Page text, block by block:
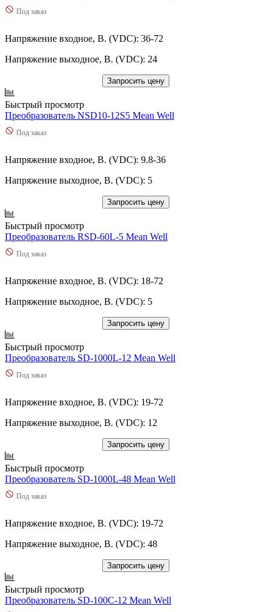
Под заказ
Напряжение входное, В. (VDC): 36-72
Напряжение выходное, В. (VDC): 24
Запросить цену
Быстрый просмотр
Преобразователь NSD10-12S5 Mean Well
Под заказ
Напряжение входное, В. (VDC): 9.8-36
Напряжение выходное, В. (VDC): 5
Запросить цену
Быстрый просмотр
Преобразователь RSD-60L-5 Mean Well
Под заказ
Напряжение входное, В. (VDC): 18-72
Напряжение выходное, В. (VDC): 5
Запросить цену
Быстрый просмотр
Преобразователь SD-1000L-12 Mean Well
Под заказ
Напряжение входное, В. (VDC): 19-72
Напряжение выходное, В. (VDC): 12
Запросить цену
Быстрый просмотр
Преобразователь SD-1000L-48 Mean Well
Под заказ
Напряжение входное, В. (VDC): 19-72
Напряжение выходное, В. (VDC): 48
Запросить цену
Быстрый просмотр
Преобразователь SD-100C-12 Mean Well